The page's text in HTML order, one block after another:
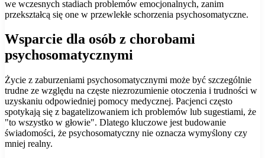
we wczesnych stadiach problemów emocjonalnych, zanim
przekształcą się one w przewlekłe schorzenia psychosomatyczne.
Wsparcie dla osób z chorobami
psychosomatycznymi
Życie z zaburzeniami psychosomatycznymi może być szczególnie
trudne ze względu na częste niezrozumienie otoczenia i trudności w
uzyskaniu odpowiedniej pomocy medycznej. Pacjenci często
spotykają się z bagatelizowaniem ich problemów lub sugestiami, że
"to wszystko w głowie". Dlatego kluczowe jest budowanie
świadomości, że psychosomatyczny nie oznacza wymyślony czy
mniej realny.